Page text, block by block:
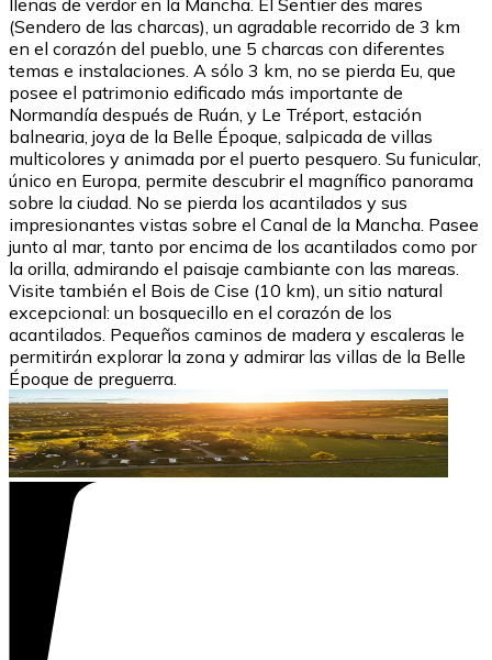
(Sendero de las charcas), un agradable recorrido de 3 km
en el corazón del pueblo, une 5 charcas con diferentes
temas e instalaciones. A sólo 3 km, no se pierda Eu, que
posee el patrimonio edificado más importante de
Normandía después de Ruán, y Le Tréport, estación
balnearia, joya de la Belle Époque, salpicada de villas
multicolores y animada por el puerto pesquero. Su funicular,
único en Europa, permite descubrir el magnífico panorama
sobre la ciudad. No se pierda los acantilados y sus
impresionantes vistas sobre el Canal de la Mancha. Pasee
junto al mar, tanto por encima de los acantilados como por
la orilla, admirando el paisaje cambiante con las mareas.
Visite también el Bois de Cise (10 km), un sitio natural
excepcional: un bosquecillo en el corazón de los
acantilados. Pequeños caminos de madera y escaleras le
permitirán explorar la zona y admirar las villas de la Belle
Époque de preguerra.